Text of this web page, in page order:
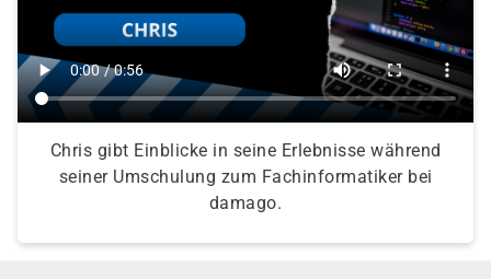
Chris gibt Einblicke in seine Erlebnisse während
seiner Umschulung zum Fachinformatiker bei
damago.